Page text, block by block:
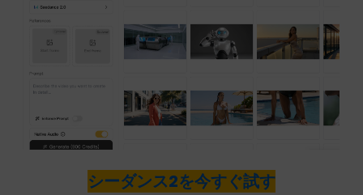
シーダンス2を今すぐ試す